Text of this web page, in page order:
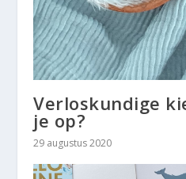
Verloskundige
je op?
29 augustus 2020